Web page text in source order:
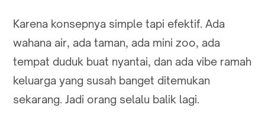
Karena konsepnya simple tapi efektif. Ada
wahana air, ada taman, ada mini zoo, ada
tempat duduk buat nyantai, dan ada vibe ramah
keluarga yang susah banget ditemukan
sekarang. Jadi orang selalu balik lagi.